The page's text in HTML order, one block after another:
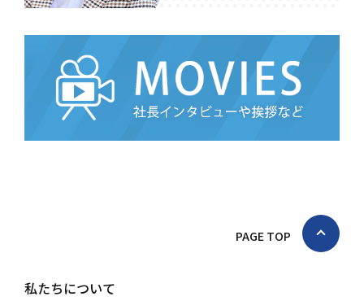
PAGE TOP
私たちについて